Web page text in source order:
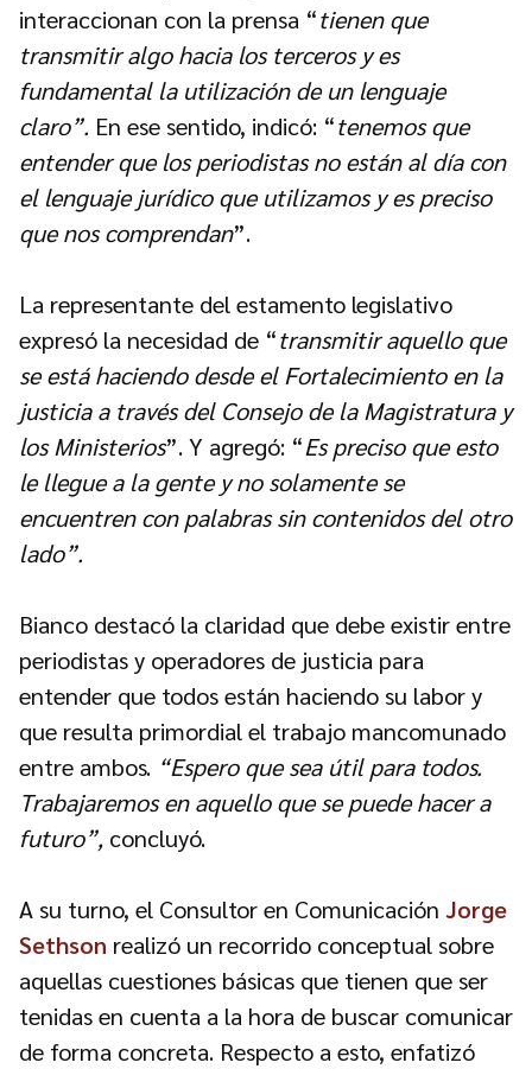
interaccionan con la prensa “tienen que
transmitir algo hacia los terceros y es
fundamental la utilización de un lenguaje
claro”. En ese sentido, indicó: “tenemos que
entender que los periodistas no están al día con
el lenguaje jurídico que utilizamos y es preciso
que nos comprendan”.
La representante del estamento legislativo
expresó la necesidad de “transmitir aquello que
se está haciendo desde el Fortalecimiento en la
justicia a través del Consejo de la Magistratura y
los Ministerios”. Y agregó: “Es preciso que esto
le llegue a la gente y no solamente se
encuentren con palabras sin contenidos del otro
lado”.
Bianco destacó la claridad que debe existir entre
periodistas y operadores de justicia para
entender que todos están haciendo su labor y
que resulta primordial el trabajo mancomunado
entre ambos. “Espero que sea útil para todos.
Trabajaremos en aquello que se puede hacer a
futuro”, concluyó.
A su turno, el Consultor en Comunicación Jorge
Sethson realizó un recorrido conceptual sobre
aquellas cuestiones básicas que tienen que ser
tenidas en cuenta a la hora de buscar comunicar
de forma concreta. Respecto a esto, enfatizó